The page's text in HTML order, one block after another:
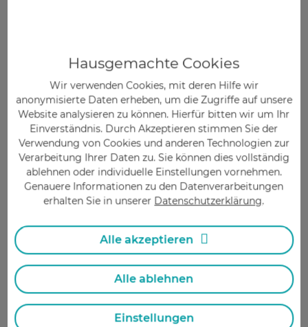
Hausgemachte Cookies
Wir verwenden Cookies, mit deren Hilfe wir
anonymisierte Daten erheben, um die Zugriffe auf unsere
Website analysieren zu können. Hierfür bitten wir um Ihr
Einverständnis. Durch Akzeptieren stimmen Sie der
Verwendung von Cookies und anderen Technologien zur
Verarbeitung Ihrer Daten zu. Sie können dies vollständig
ablehnen oder individuelle Einstellungen vornehmen.
Genauere Informationen zu den Datenverarbeitungen
erhalten Sie in unserer Datenschutzerklärung.
Alle akzeptieren
Alle ablehnen
Einstellungen
Ansprechpartner in Pforzheim ist das
Premium Bodymed Center Pforzheim unter
persönlicher Betreuung von Susanne
Keppler.
Ein Start ist generell jederzeit möglich. Mit
ärztlicher Bescheinigung können die
Betreuungskosten ganz oder teilweise von
den Krankenkassen übernommen werden.
Die für das Programm erforderliche Formula-
Leberfasten-Programm in der Pregizer
Apotheke in Pforzheim.
Mikronährstoffe nach dem
Leberfasten